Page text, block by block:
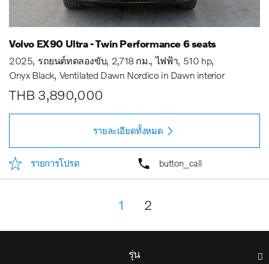
Volvo EX90 Ultra - Twin Performance 6 seats
2025 รถยนต์ทดลองขับ 2,718 กม. ไฟฟ้า 510 hp
Onyx Black Ventilated Dawn Nordico in Dawn interior
THB 3,890,000
รายละเอียดทั้งหมด
รายการโปรด button_call
1 2
รุ่น